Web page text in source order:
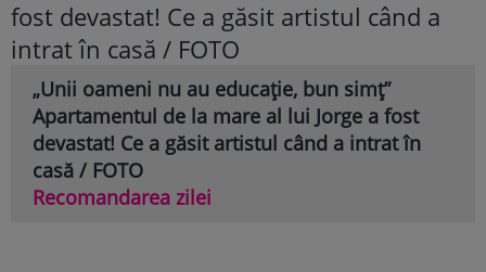
„Unii oameni nu au educație, bun simț”
Apartamentul de la mare al lui Jorge a fost
devastat! Ce a găsit artistul când a intrat în
casă / FOTO
Recomandarea zilei